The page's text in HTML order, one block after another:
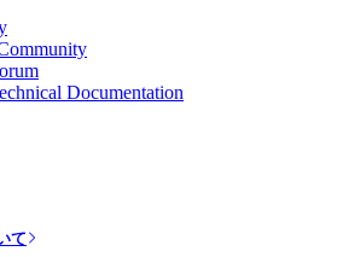
Documentation
て